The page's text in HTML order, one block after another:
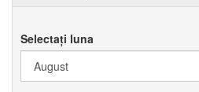
Selectați luna